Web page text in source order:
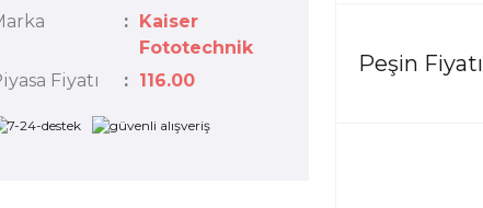
Kaiser
Fototechnik
Fiyatı
116.00
Peşin Fiyatı